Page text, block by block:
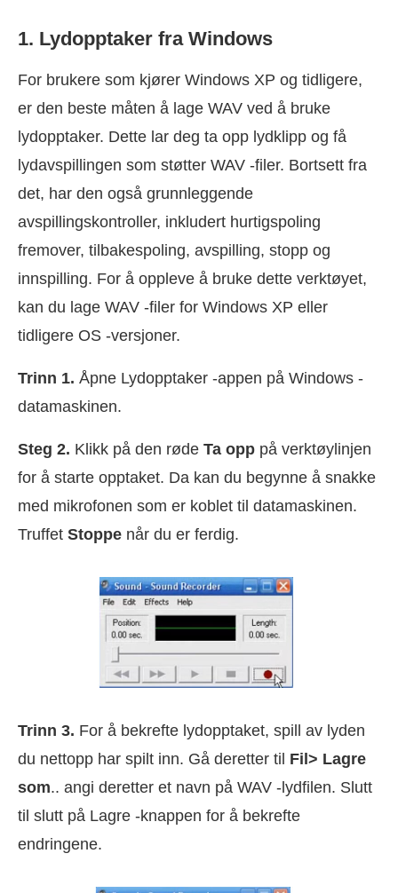
1. Lydopptaker fra Windows
For brukere som kjører Windows XP og tidligere,
er den beste måten å lage WAV ved å bruke
lydopptaker. Dette lar deg ta opp lydklipp og få
lydavspillingen som støtter WAV -filer. Bortsett fra
det, har den også grunnleggende
avspillingskontroller, inkludert hurtigspoling
fremover, tilbakespoling, avspilling, stopp og
innspilling. For å oppleve å bruke dette verktøyet,
kan du lage WAV -filer for Windows XP eller
tidligere OS -versjoner.
Trinn 1. Åpne Lydopptaker -appen på Windows -
datamaskinen.
Steg 2. Klikk på den røde Ta opp på verktøylinjen
for å starte opptaket. Da kan du begynne å snakke
med mikrofonen som er koblet til datamaskinen.
Truffet Stoppe når du er ferdig.
Trinn 3. For å bekrefte lydopptaket, spill av lyden
du nettopp har spilt inn. Gå deretter til Fil> Lagre
som.. angi deretter et navn på WAV -lydfilen. Slutt
til slutt på Lagre -knappen for å bekrefte
endringene.